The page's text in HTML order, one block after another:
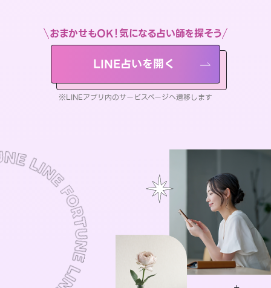
おまかせもOK！気になる占い師を探そう
LINE占いを開く
※LINEアプリ内のサービスページへ遷移します